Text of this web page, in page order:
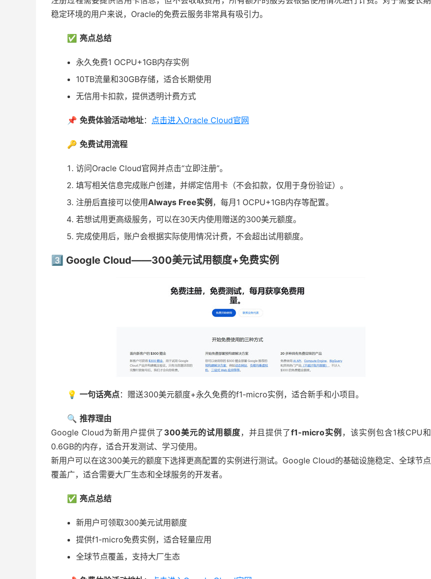
稳定环境的用户来说，Oracle的免费云服务非常具有吸引力。
✅ 亮点总结
永久免费1 OCPU+1GB内存实例
10TB流量和30GB存储，适合长期使用
无信用卡扣款，提供透明计费方式
📌 免费体验活动地址： 点击进入Oracle Cloud官网
🔑 免费试用流程
访问Oracle Cloud官网并点击“立即注册”。
填写相关信息完成账户创建，并绑定信用卡（不会扣款，仅用于身份验证）。
注册后直接可以使用Always Free实例 ，每月1 OCPU+1GB内存等配置。
若想试用更高级服务，可以在30天内使用赠送的300美元额度。
完成使用后，账户会根据实际使用情况计费，不会超出试用额度。
3️⃣ Google Cloud——300美元试用额度+免费实例
💡 一句话亮点：赠送300美元额度+永久免费的f1-micro实例，适合新手和小项目。
🔍 推荐理由
Google Cloud为新用户提供了 300美元的试用额度，并且提供了f1-micro实例 ，该实例包含1核CPU和
0.6GB的内存，适合开发测试、学习使用。
新用户可以在这300美元的额度下选择更高配置的实例进行测试。Google Cloud的基础设施稳定、全球节点
覆盖广，适合需要大厂生态和全球服务的开发者。
✅ 亮点总结
新用户可领取300美元试用额度
提供f1-micro免费实例，适合轻量应用
全球节点覆盖，支持大厂生态